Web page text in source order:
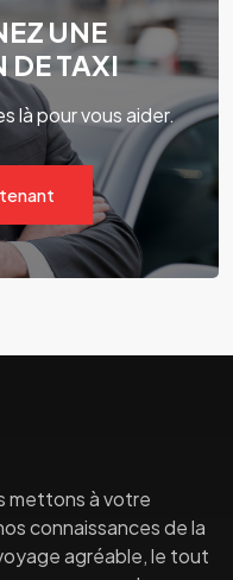
UNE
DE TAXI
là pour vous aider.
mettons à votre
connaissances de la
agréable, le tout